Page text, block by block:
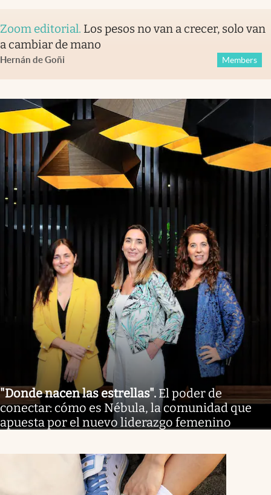
Zoom editorial. Los pesos no van a crecer, solo van
a cambiar de mano
Hernán de Goñi Members
"Donde nacen las estrellas". El poder de
conectar: cómo es Nébula, la comunidad que
apuesta por el nuevo liderazgo femenino